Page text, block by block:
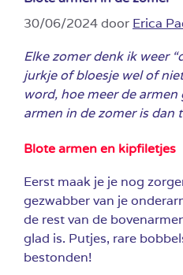
30/06/2024door Erica
Elke zomer denk ik weer
jurkje of bloesje wel of
word, hoe meer de
armen in de zomer is dan
Blote armen en kipfiletjes
Eerst maak je je nog
gezwabber van je
de rest van de
glad is. Putjes, rare
bestonden!